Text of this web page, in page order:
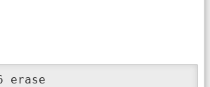
erase